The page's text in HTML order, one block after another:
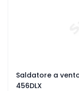
Saldatore a
456DLX